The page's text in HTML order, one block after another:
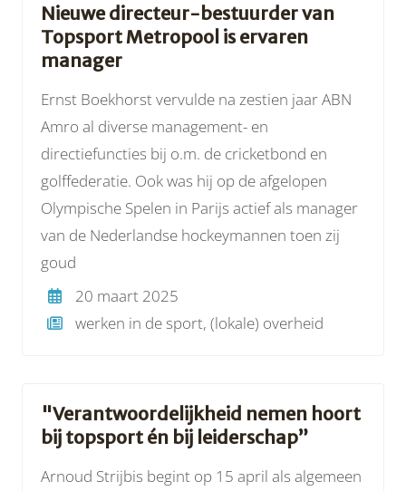
Nieuwe directeur-bestuurder van
Topsport Metropool is ervaren
manager
Ernst Boekhorst vervulde na zestien jaar ABN
Amro al diverse management- en
directiefuncties bij o.m. de cricketbond en
golffederatie. Ook was hij op de afgelopen
Olympische Spelen in Parijs actief als manager
van de Nederlandse hockeymannen toen zij
goud
20 maart 2025
werken in de sport, (lokale) overheid
"Verantwoordelijkheid nemen hoort
bij topsport én bij leiderschap”
Arnoud Strijbis begint op 15 april als algemeen